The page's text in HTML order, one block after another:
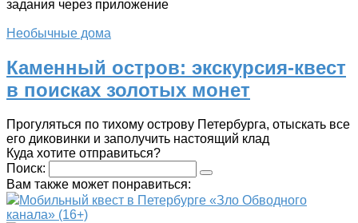
задания через приложение
Необычные дома
Каменный остров: экскурсия-квест
в поисках золотых монет
Прогуляться по тихому острову Петербурга, отыскать все
его диковинки и заполучить настоящий клад
Куда хотите отправиться?
Поиск:
Вам также может понравиться:
Мобильный квест в Петербурге «Зло Обводного
канала» (16+)